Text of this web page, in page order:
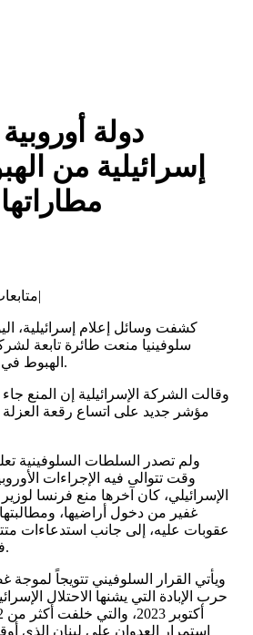
دولة
إسرائيلية من
متابعات خاصة ـ المساء برس|
كشفت وسائل إعلام إسرائيلية،
سلوفينيا منعت طائرة تابعة
الهبوط في مطار العاصمة ليوبليانا.
وقالت الشركة الإسرائيلية إن المنع
مؤشر جديد على اتساع رقعة العزلة
ولم تصدر السلطات السلوفينية
وقت تتوالى فيه الإجراءات
الإسرائيلي، كان آخرها منع فرنسا
غفير من دخول أراضيها،
عقوبات عليه، إلى جانب استدعاءات
في عواصم أوروبية عدة.
ويأتي القرار السلوفيني تتويجاً
حرب الإبادة التي يشنها الاحتلال